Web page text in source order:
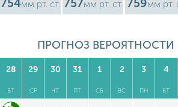
754мм рт. ст. 757мм рт. ст. 759мм рт.
ПРОГНОЗ ВЕРОЯТНОСТИ
28
ВТ
29
СР
30
ЧТ
31
ПТ
1
СБ
2
ВС
3
ПН
4
ВТ